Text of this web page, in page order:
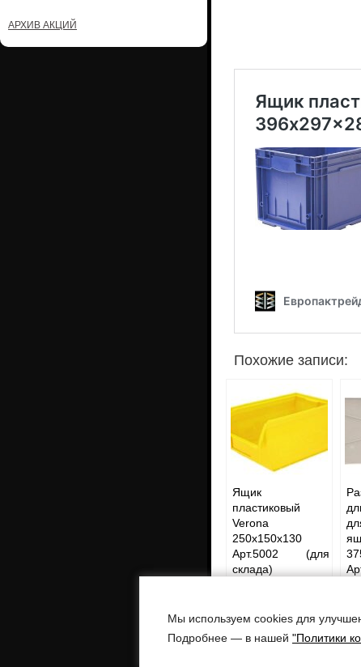
Мы используем cookies для
Подробнее — в нашей "Политики
АРХИВ АКЦИЙ
Похожие записи:
Ящик
пластиковый
Verona
250x150x130
Арт.5002 (для
склада)
Европактрейд -
поставка
Адреса: г. Воронеж, ул. Бульвар
г. Москва, ул. Остаповский